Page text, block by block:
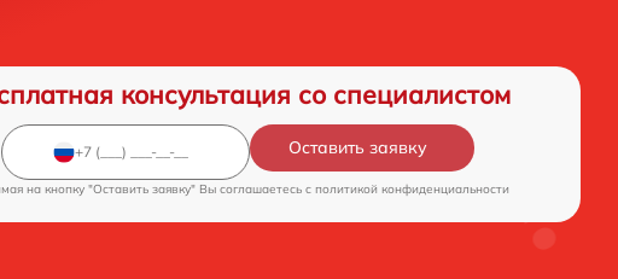
консультация со специалистом
Оставить заявку
на кнопку "Оставить заявку" Вы соглашаетесь c политикой конфиденциальности